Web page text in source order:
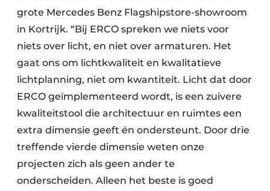
grote Mercedes Benz Flagshipstore-showroom
in Kortrijk. “Bij ERCO spreken we niets voor
niets over licht, en niet over armaturen. Het
gaat ons om lichtkwaliteit en kwalitatieve
lichtplanning, niet om kwantiteit. Licht dat door
ERCO geïmplementeerd wordt, is een zuivere
kwaliteitstool die architectuur en ruimtes een
extra dimensie geeft én ondersteunt. Door drie
treffende vierde dimensie weten onze
projecten zich als geen ander te
onderscheiden. Alleen het beste is goed